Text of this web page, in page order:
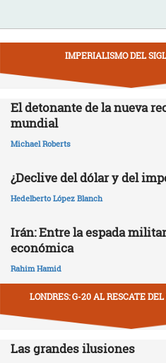
IMPERIALISMO DEL
El detonante de la nueva
mundial
Michael Roberts
¿Declive del dólar y del
Hedelberto López Blanch
Irán: Entre la espada
económica
Rahim Hamid
LONDRES: G-20 AL RESCATE
Las grandes ilusiones